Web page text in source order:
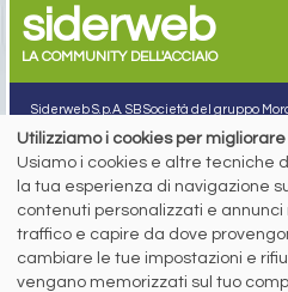
siderweb
LA COMMUNITY DELL'ACCIAIO
Siderweb S.p.A. SB Società del gruppo
ISSN 2532-2982
Sede sociale: Flero (Brescia) Via Don
+39 030 254 00 06
E.
info@siderweb.com
Copyright siderweb spa sb
Tutti i diritti sono riservati
Utilizziamo i cookies per
Usiamo i cookies e altre tecniche
la tua esperienza di navigazione
contenuti personalizzati e
traffico e capire da dove
cambiare le tue impostazioni e
vengano memorizzati sul tuo